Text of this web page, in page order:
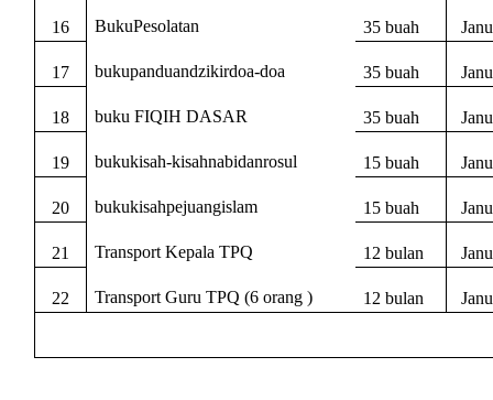
16 BukuPesolatan 35 buah
17 bukupanduandzikirdoa-doa 35 buah
18 buku FIQIH DASAR 35 buah
19 bukukisah-kisahnabidanrosul 15 buah
20 bukukisahpejuangislam 15 buah
21 Transport Kepala TPQ 12 bulan
22 Transport Guru TPQ (6 orang ) 12 bulan